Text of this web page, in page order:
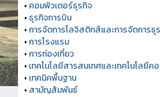
• คอมพิวเตอร์ธุรกิจ
• ธุรกิจการบิน
•การจัดการโลจิสติกส์และการจัดการธุ
•การโรงแรม
•การท่องเที่ยว
• เทคโนโลยีสารสนเทศและเทคโนโลยีค
• เทคนิคพื้นฐาน
• สามัญสัมพันธ์